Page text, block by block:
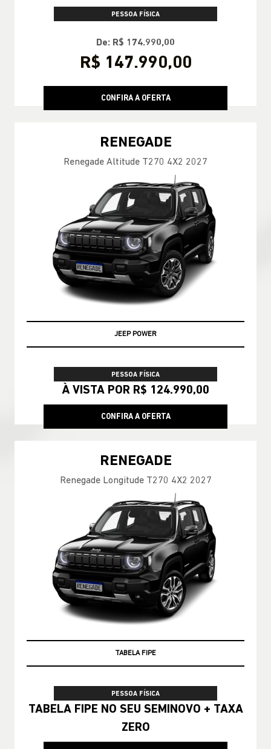
PESSOA FÍSICA
De: R$ 174.990,00
R$ 147.990,00
CONFIRA A OFERTA
RENEGADE
Renegade Altitude T270 4X2 2027
JEEP POWER
PESSOA FÍSICA
À VISTA POR R$ 124.990,00
CONFIRA A OFERTA
RENEGADE
Renegade Longitude T270 4X2 2027
TAXA ZERO
PESSOA FÍSICA
TABELA FIPE NO SEU SEMINOVO + TAXA
ZERO